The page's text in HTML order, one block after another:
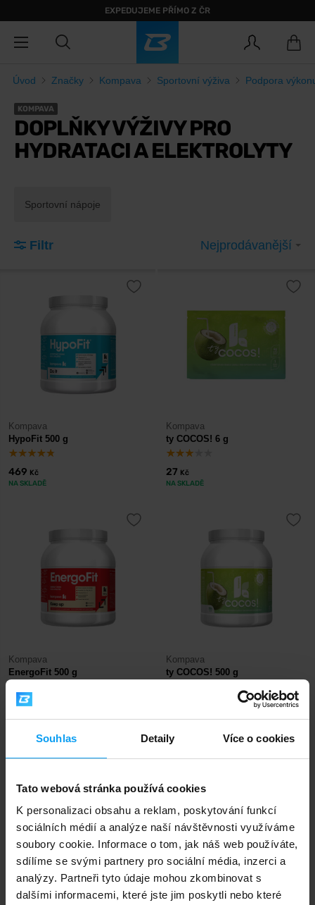
Souhlas Detaily Více o cookies
Tato webová stránka používá cookies
K personalizaci obsahu a reklam, poskytování funkcí
sociálních médií a analýze naší návštěvnosti využíváme
soubory cookie. Informace o tom, jak náš web používáte,
sdílíme se svými partnery pro sociální média, inzerci a
analýzy. Partneři tyto údaje mohou zkombinovat s
dalšími informacemi, které jste jim poskytli nebo které
EXPEDUJEME PŘÍMO Z ČR
Úvod Značky Kompava Sportovní výživa Podpora
KOMPAVA
DOPLŇKY VÝŽIVY PRO
HYDRATACI A ELEKTROLYTY
Sportovní nápoje
Filtr Nejprodávanější
Kompava
HypoFit 500 g
469 Kč
NA SKLADĚ
Kompava
ty COCOS! 6 g
27 Kč
NA SKLADĚ
Kompava
EnergoFit 500 g
425Kč
Kompava
ty COCOS! 500 g
3000+ produktů ihned k odběru
1.000.000+ objednávek